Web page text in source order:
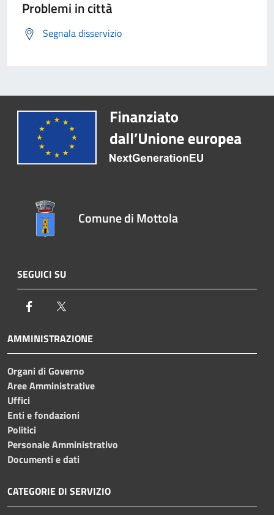
Problemi in città
Segnala disservizio
Comune di Mottola
SEGUICI SU
Facebook
AMMINISTRAZIONE
Organi di Governo
Aree Amministrative
Uffici
Enti e fondazioni
Politici
Personale Amministrativo
Documenti e dati
CATEGORIE DI SERVIZIO